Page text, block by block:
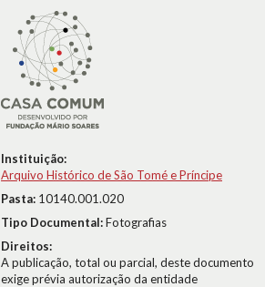
Instituição:
Arquivo Histórico de São Tomé e Príncipe
Pasta: 10140.001.020
Tipo Documental:Fotografias
Direitos:
A publicação, total ou parcial, deste documento
exige prévia autorização da entidade